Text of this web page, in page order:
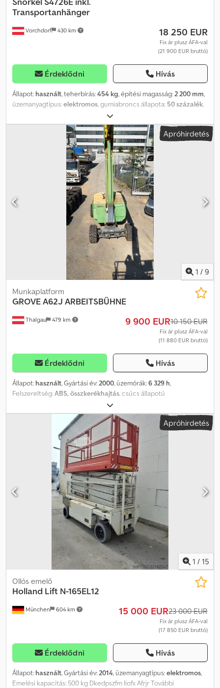
felhasználási területek számára. 🏢 FT LOGISTICS Minőség,
amelyre számíthat. Szolgáltatás, amelyben megbízhat.
gyűjtőrendszer • Energia-visszanyerő rendszer süllyesztéskor
Vorchdorf 430 km
Transportanhänger
18 250 EUR
Fix ár plusz ÁFA-val
(21 900 EUR bruttó)
Érdeklődni Hívás
Állapot: használt, teherbírás:454 kg, építési magasság: 2 200 mm,
üzemanyagtípus:elektromos , gumiabroncs állapota: 50 százalék
, Leírás: Snorkel S4726E ollós emelős platform, szállító
utánfutóval együtt – „KÜLÖNLEGEDŐ ÁR” Dkedpfx Ajzqvrbsfror
Apróhirdetés
1 / 9
Thalgau 479 km
Munkaplatform
GROVEA62J ARBEITSBÜHNE
9 900 EUR10 150 EUR
Fix ár plusz ÁFA-val
(11 880 EUR bruttó)
Érdeklődni Hívás
Állapot: használt, Gyártási év:2000, üzemórák:6 329 h,
Felszereltség:ABS, összkerékhajtás, csúcs állapotú
Apróhirdetés
1 / 15
München 604 km
Ollós emelő
Holland Lift N-165EL12
15 000 EUR23 000 EUR
Fix ár plusz ÁFA-val
(17 850 EUR bruttó)
Érdeklődni Hívás
Állapot: használt, Gyártási év: 2014, üzemanyagtípus:elektromos,
Emelési kapacitás: 500 kg Dkedpszfm Iiofx Afrjr További